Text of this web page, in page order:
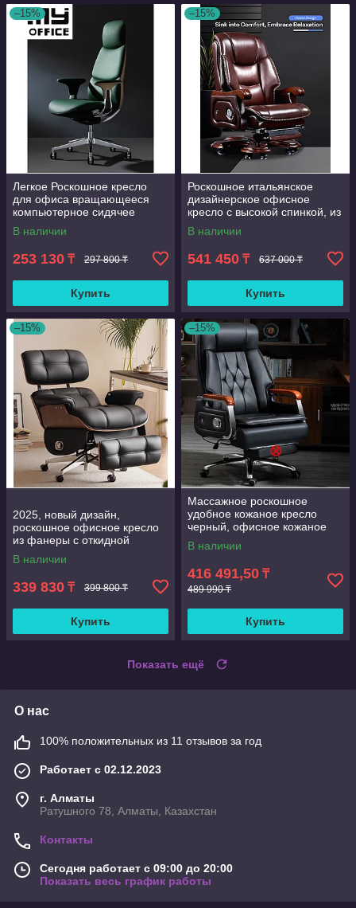
–15%
Легкое Роскошное кресло
для офиса вращающееся
компьютерное сидячее
кресло
В наличии
253 130 ₸ 297 800 ₸
Купить
–15%
Роскошное итальянское
дизайнерское офисное
кресло с высокой спинкой, из
натуральной кожи черного
цвета с 10 колесами
В наличии
541 450 ₸ 637 000 ₸
Купить
–15%
2025, новый дизайн,
роскошное офисное кресло
из фанеры с откидной
спинкой, офисное кресло из
натуральной кожи для
В наличии
339 830 ₸ 399 800 ₸
Купить
–15%
Массажное роскошное
удобное кожаное кресло
черный, офисное кожаное
массажное кресло на
колесах, с подставкой для
В наличии
416 491,50 ₸
489 990 ₸
Купить
Показать ещё
О нас
100% положительных из 11 отзывов за год
Работает с 02.12.2023
г. Алматы
Ратушного 78, Алматы, Казахстан
Контакты
Сегодня работает с 09:00 до 20:00
Показать весь график работы